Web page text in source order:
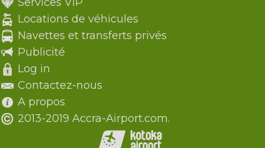
Locations de véhicules
Navettes et transferts privés
Publicité
Log in
Contactez-nous
A propos
2013-2019 Accra-Airport.com.